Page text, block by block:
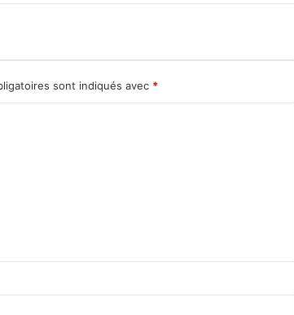
sont indiqués avec *